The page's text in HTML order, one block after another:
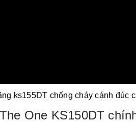
ks155DT chống cháy cánh đúc
One KS150DT